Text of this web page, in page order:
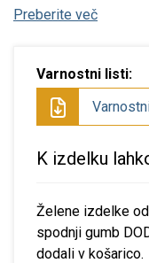
Preberite več
Varnostni listi:
K izdelku
Želene izdelke
spodnji gumb
dodali v košarico.